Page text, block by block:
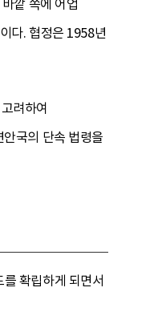
깥 쪽에 어업
다. 협정은 1958년
려하여
국의 단속 법령을
를 확립하게 되면서